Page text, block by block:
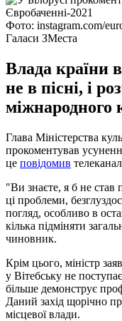
Фото: instagram.com/
Галаси ЗМеста
Влада країни
не в пісні, і
міжнародного
Глава Міністерства
прокоментував
це повідомив
"Ви знаєте, я б не
ці проблеми,
погляд, особливо в
кілька підміняти
чиновник.
Крім цього, міністр
у Вітебську не
більше демонструє
Даний захід щорічно
місцевої влади.